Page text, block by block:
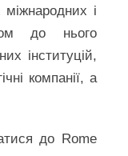
і
до нього
інституцій,
компанії, а
до Rome